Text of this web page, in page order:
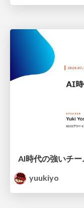
AI時代の強いチ
yuukiyo